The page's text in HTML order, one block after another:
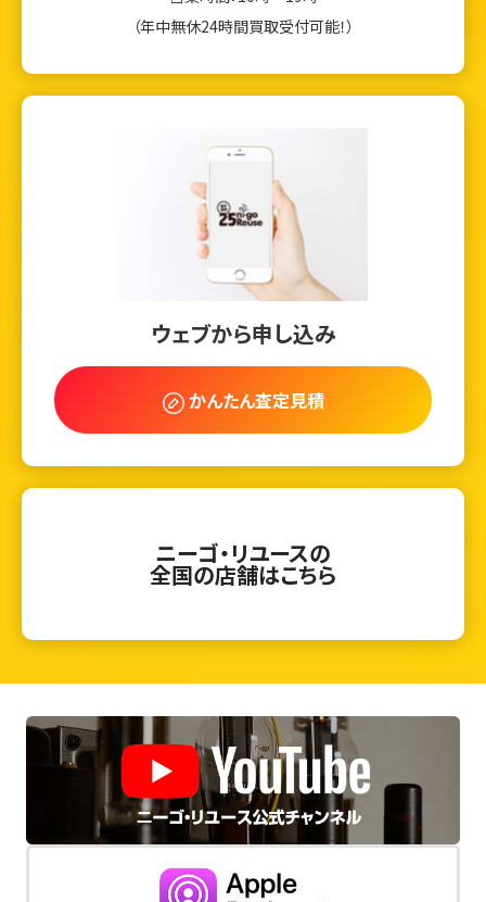
（年中無休24時間買取受付可能！）
ウェブから申し込み
かんたん査定見積
ニーゴ・リユースの
全国の店舗はこちら